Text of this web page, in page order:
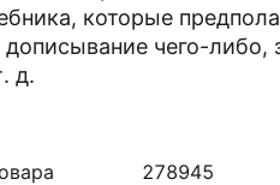
которые
чего-либо,
д.
278945